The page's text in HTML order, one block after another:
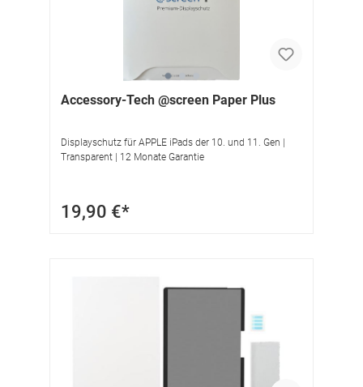
Accessory-Tech @screen Paper Plus
Displayschutz für APPLE iPads der 10. und 11. Gen |
Transparent | 12 Monate Garantie
19,90 €*